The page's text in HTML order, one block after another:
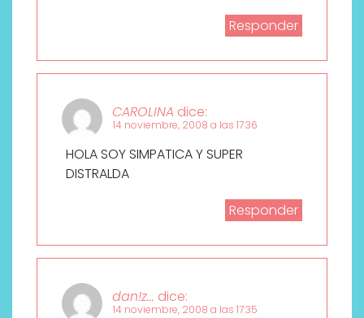
Responder
CAROLINA dice:
14 noviembre, 2008 a las 17:36
HOLA SOY SIMPATICA Y SUPER
DISTRALDA
Responder
dan!z... dice:
14 noviembre, 2008 a las 17:35